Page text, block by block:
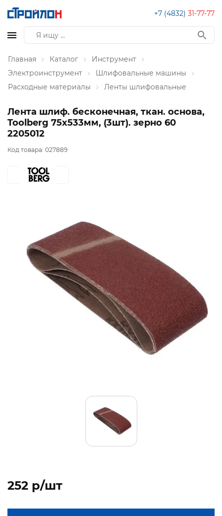
+7 (4832) 31-77-77
Главная Каталог
Инструмент
Электроинструмент
Шлифовальные машины
Расходные материалы
Ленты шлифовальные
Лента шлиф. бесконечная, ткан. основа,
Toolberg 75х533мм, (3шт). зерно 60
2205012
Код товара: 027889
252 p/шт